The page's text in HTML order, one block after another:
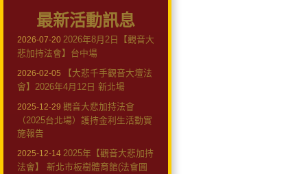
最新活動訊息
2026-07-20 2026年8月2日【觀音大
悲加持法會】台中場
2026-02-05
【大悲千手觀音大壇法
會】2026年4月12日 新北場
2025-12-29 觀音大悲加持法會
（2025台北場）護持金利生活動實
施報告
2025-12-14 2025年【觀音大悲加持
法會】 新北市板樹體育館(法會圓